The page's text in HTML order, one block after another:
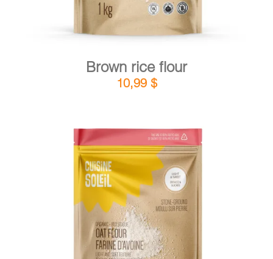
Brown rice flour
10,99 $
ADD TO CART DETAILS